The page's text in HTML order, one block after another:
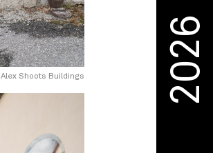
Alex Shoots Buildings 2026